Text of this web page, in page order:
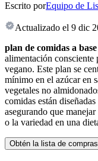
Escrito porEquipo de
Actualizado el 9 dic
plan de comidas a
alimentación consciente
vegano. Este plan se
mínimo en el azúcar en
vegetales no
comidas están
asegurando que
o la variedad en una
Obtén la lista de compras